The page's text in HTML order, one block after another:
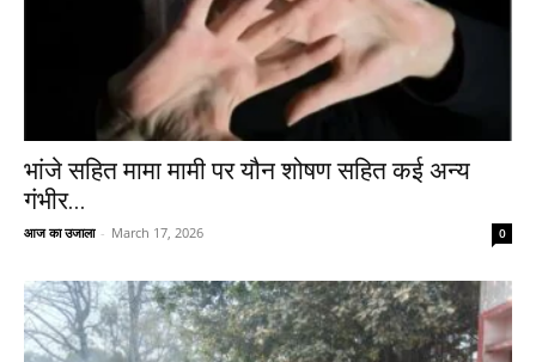
भांजे सहित मामा मामी पर यौन शोषण सहित कई अन्य
गंभीर...
आज का उजाला - March 17, 2026 0